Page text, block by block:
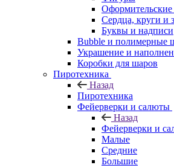
Оформительские
Сердца, круги и
Буквы и надписи
Bubble и полимерные
Украшение и
Коробки для шаров
Пиротехника
Назад
Пиротехника
Фейерверки и салюты
Назад
Фейерверки и
Малые
Средние
Большие